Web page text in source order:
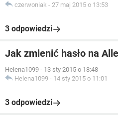
czerwoniak - 27 maj 2015 o 13:53
3 odpowiedzi
Jak zmienić hasło na
Helena1099 - 13 sty 2015 o 18:48
Helena1099 - 14 sty 2015 o 11:01
3 odpowiedzi